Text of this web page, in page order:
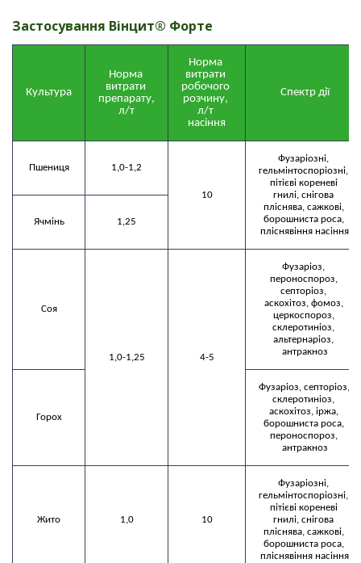
Застосування Вінцит® Форте
Культура
Норма
витрати
препарату,
л/т
Норма
витрати
робочого
розчину,
л/т
насіння
Спектр дії
Пшениця 1,0-1,2
10
Фузаріозні,
гельмінтоспоріозні,
пітієві кореневі
гнилі, снігова
пліснява, сажкові,
борошниста роса,
пліснявіння насіння
Ячмінь 1,25
Соя
1,0-1,25 4-5
Фузаріоз,
пероноспороз,
септоріоз,
аскохітоз, фомоз,
церкоспороз,
склеротиніоз,
альтернаріоз,
антракноз
Горох
Фузаріоз, септоріоз,
склеротиніоз,
аскохітоз, іржа,
борошниста роса,
пероноспороз,
антракноз
Жито 1,0 10
Фузаріозні,
гельмінтоспоріозні,
пітієві кореневі
гнилі, снігова
пліснява, сажкові,
борошниста роса,
пліснявіння насіння